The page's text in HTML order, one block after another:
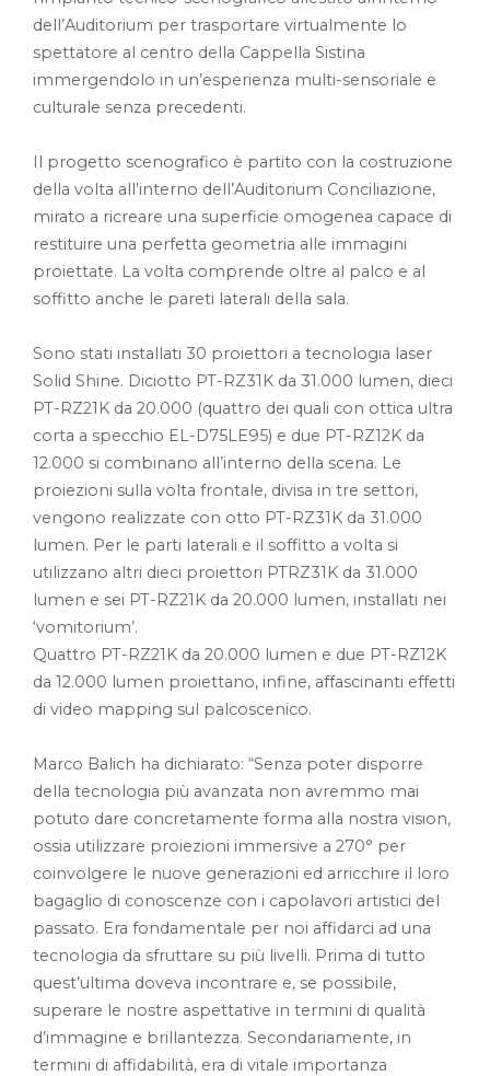
dell’Auditorium per trasportare virtualmente lo
spettatore al centro della Cappella Sistina
immergendolo in un’esperienza multi-sensoriale e
culturale senza precedenti.
Il progetto scenografico è partito con la costruzione
della volta all’interno dell’Auditorium Conciliazione,
mirato a ricreare una superficie omogenea capace di
restituire una perfetta geometria alle immagini
proiettate. La volta comprende oltre al palco e al
soffitto anche le pareti laterali della sala.
Sono stati installati 30 proiettori a tecnologia laser
Solid Shine. Diciotto PT-RZ31K da 31.000 lumen, dieci
PT-RZ21K da 20.000 (quattro dei quali con ottica ultra
corta a specchio EL-D75LE95) e due PT-RZ12K da
12.000 si combinano all’interno della scena. Le
proiezioni sulla volta frontale, divisa in tre settori,
vengono realizzate con otto PT-RZ31K da 31.000
lumen. Per le parti laterali e il soffitto a volta si
utilizzano altri dieci proiettori PTRZ31K da 31.000
lumen e sei PT-RZ21K da 20.000 lumen, installati nei
‘vomitorium’.
Quattro PT-RZ21K da 20.000 lumen e due PT-RZ12K
da 12.000 lumen proiettano, infine, affascinanti effetti
di video mapping sul palcoscenico.
Marco Balich ha dichiarato: “Senza poter disporre
della tecnologia più avanzata non avremmo mai
potuto dare concretamente forma alla nostra vision,
ossia utilizzare proiezioni immersive a 270° per
coinvolgere le nuove generazioni ed arricchire il loro
bagaglio di conoscenze con i capolavori artistici del
passato. Era fondamentale per noi affidarci ad una
tecnologia da sfruttare su più livelli. Prima di tutto
quest’ultima doveva incontrare e, se possibile,
superare le nostre aspettative in termini di qualità
d’immagine e brillantezza. Secondariamente, in
termini di affidabilità, era di vitale importanza